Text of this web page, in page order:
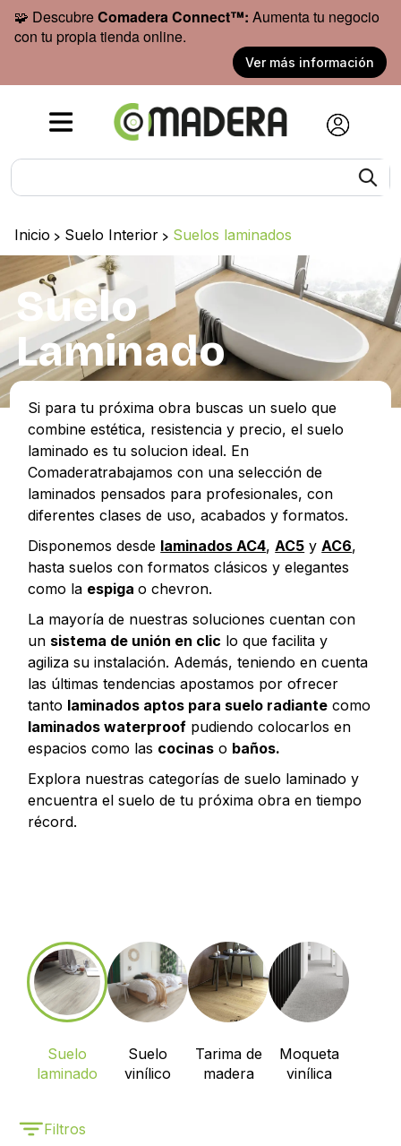
🧩 DescubreComadera Connect™: Aumenta tu negocio
con tu propia tienda online.
Ver más información
Inicio > Suelo Interior > Suelos laminados
Suelo
Laminado
Si para tu próxima obra buscas un suelo que
combine estética, resistencia y precio, el suelo
laminado es tu solucion ideal. En
Comaderatrabajamos con una selección de
laminados pensados para profesionales, con
diferentes clases de uso, acabados y formatos.
Disponemos desde laminados AC4,AC5 yAC6,
hasta suelos con formatos clásicos y elegantes
como la espiga o chevron.
La mayoría de nuestras soluciones cuentan con
un sistema de unión en clic lo que facilita y
agiliza su instalación. Además, teniendo en cuenta
las últimas tendencias apostamos por ofrecer
tanto laminados aptos para suelo radiante como
laminados waterproof pudiendo colocarlos en
espacios como las cocinas o baños.
Explora nuestras categorías de suelo laminado y
encuentra el suelo de tu próxima obra en tiempo
récord.
Suelo
laminado
Suelo
vinílico
Tarima de
madera
Moqueta
vinílica
Filtros